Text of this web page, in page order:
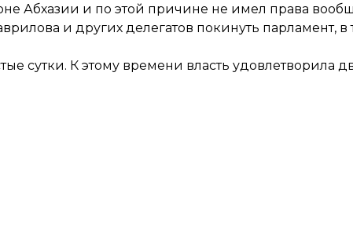
Абхазии и по этой причине не имел права
и других делегатов покинуть парламент,
сутки. К этому времени власть удовлетворила